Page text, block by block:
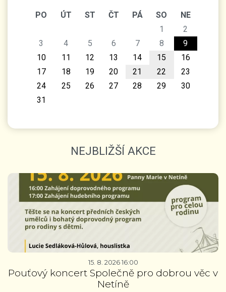
PO ÚT ST ČT PÁ SO
NE
1
2
3
4 5 6 7 8
9
10
11 12 13 14 15
16
17
18 19 20 21 22
23
24
25 26 27 28 29
30
31
NEJBLIŽŠÍ AKCE
15. 8. 2026 16:00
Pouťový koncert Společně pro dobrou věc v
Netíně